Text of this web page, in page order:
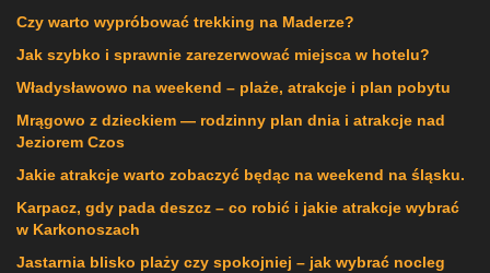
Czy warto wypróbować trekking na Maderze?
Jak szybko i sprawnie zarezerwować miejsca w hotelu?
Władysławowo na weekend – plaże, atrakcje i plan pobytu
Mrągowo z dzieckiem — rodzinny plan dnia i atrakcje nad
Jeziorem Czos
Jakie atrakcje warto zobaczyć będąc na weekend na śląsku.
Karpacz, gdy pada deszcz – co robić i jakie atrakcje wybrać
w Karkonoszach
Jastarnia blisko plaży czy spokojniej – jak wybrać nocleg